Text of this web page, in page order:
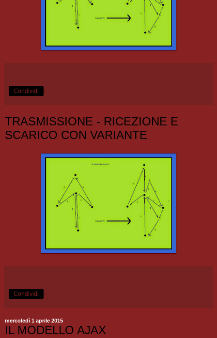
Condividi
TRASMISSIONE - RICEZIONE E
SCARICO CON VARIANTE
Condividi
mercoledì 1 aprile 2015
IL MODELLO AJAX